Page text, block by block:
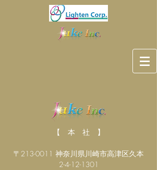
【 本 社 】
〒213-0011 神奈川県川崎市高津区久本
2-4-12-1301